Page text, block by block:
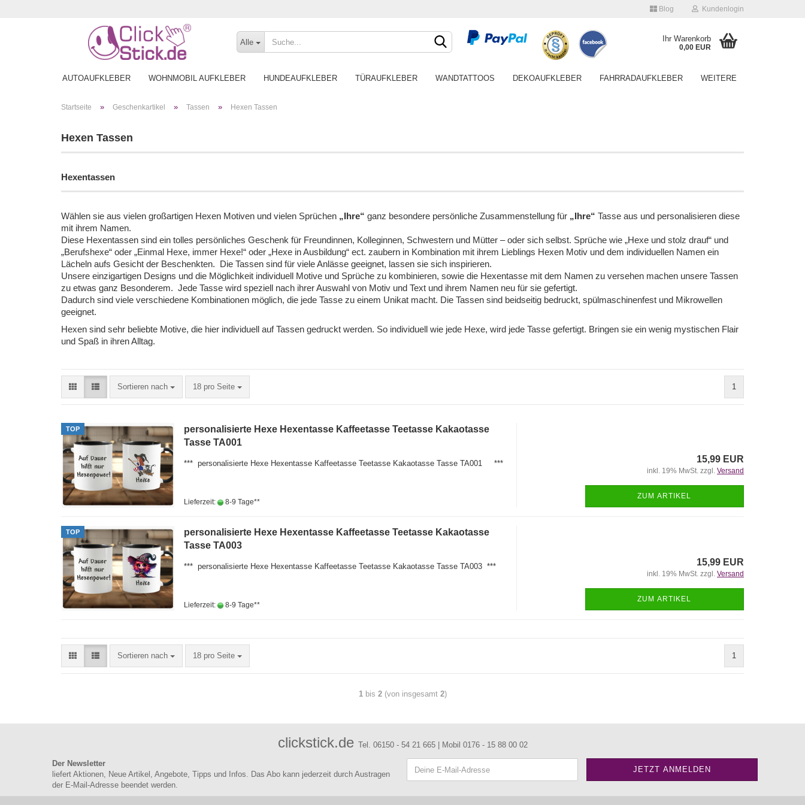
Blog Kundenlogin
Passwort vergessen?
Alle Ihr Warenkorb
0,00 EUR
AUTOAUFKLEBER WOHNMOBIL AUFKLEBER HUNDEAUFKLEBER TÜRAUFKLEBER WANDTATTOOS DEKOAUFKLEBER FAHRRADAUFKLEBER WEITERE
Startseite » Geschenkartikel » Tassen » Hexen Tassen
Hexen Tassen
Hexentassen
Wählen sie aus vielen großartigen Hexen Motiven und vielen Sprüchen „Ihre“ ganz besondere persönliche Zusammenstellung für „Ihre“ Tasse aus und personalisieren diese
mit ihrem Namen.
Diese Hexentassen sind ein tolles persönliches Geschenk für Freundinnen, Kolleginnen, Schwestern und Mütter – oder sich selbst. Sprüche wie „Hexe und stolz drauf“ und
„Berufshexe“ oder „Einmal Hexe, immer Hexe!“ oder „Hexe in Ausbildung“ ect. zaubern in Kombination mit ihrem Lieblings Hexen Motiv und dem individuellen Namen ein
Lächeln aufs Gesicht der Beschenkten. Die Tassen sind für viele Anlässe geeignet, lassen sie sich inspirieren.
Unsere einzigartigen Designs und die Möglichkeit individuell Motive und Sprüche zu kombinieren, sowie die Hexentasse mit dem Namen zu versehen machen unsere Tassen
zu etwas ganz Besonderem. Jede Tasse wird speziell nach ihrer Auswahl von Motiv und Text und ihrem Namen neu für sie gefertigt.
Dadurch sind viele verschiedene Kombinationen möglich, die jede Tasse zu einem Unikat macht. Die Tassen sind beidseitig bedruckt, spülmaschinenfest und Mikrowellen
geeignet.
Hexen sind sehr beliebte Motive, die hier individuell auf Tassen gedruckt werden. So individuell wie jede Hexe, wird jede Tasse gefertigt. Bringen sie ein wenig mystischen Flair
und Spaß in ihren Alltag.
Sortieren nach 18 pro Seite 1
TOP
personalisierte Hexe Hexentasse Kaffeetasse Teetasse Kakaotasse
Tasse TA001
*** personalisierte Hexe Hexentasse Kaffeetasse Teetasse Kakaotasse Tasse TA001 ***
Lieferzeit: 8-9 Tage**
15,99 EUR
inkl. 19% MwSt. zzgl. Versand
ZUM ARTIKEL
TOP
personalisierte Hexe Hexentasse Kaffeetasse Teetasse Kakaotasse
Tasse TA003
*** personalisierte Hexe Hexentasse Kaffeetasse Teetasse Kakaotasse Tasse TA003 ***
Lieferzeit: 8-9 Tage**
15,99 EUR
inkl. 19% MwSt. zzgl. Versand
ZUM ARTIKEL
Sortieren nach 18 pro Seite 1
1bis 2(von insgesamt 2)
clickstick.de Tel. 06150 - 54 21 665 | Mobil 0176 - 15 88 00 02
Der Newsletter
liefert Aktionen, Neue Artikel, Angebote, Tipps und Infos. Das Abo kann jederzeit durch Austragen
der E-Mail-Adresse beendet werden.